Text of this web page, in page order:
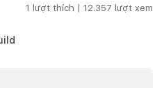
1 lượt thích | 12.357 lượt xem